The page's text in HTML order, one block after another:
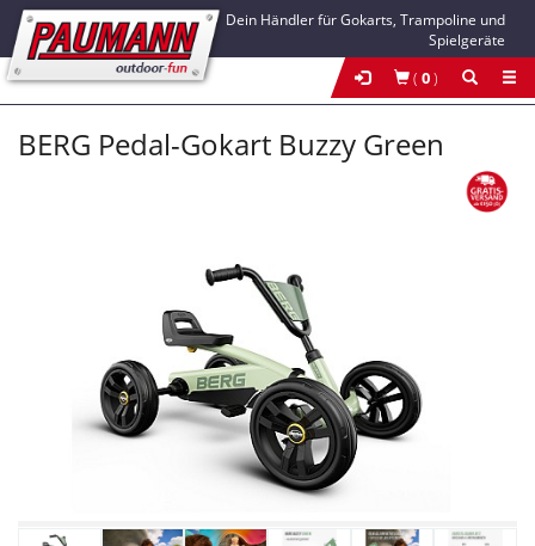
( 0)
Dein Händler für Gokarts, Trampoline und
Spielgeräte
BERG Pedal-Gokart Buzzy Green